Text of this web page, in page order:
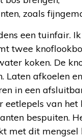
zoals
een tuinfair.
twee
koken. De
afkoelen
in een
van
bespuiten.
met dit